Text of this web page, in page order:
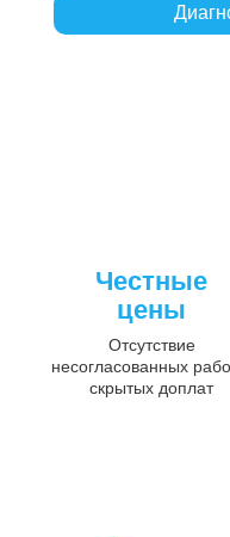
Честные
цены
Отсутствие
несогласованных
скрытых доплат